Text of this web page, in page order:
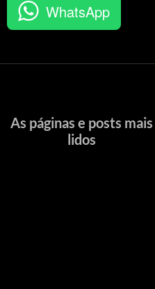
WhatsApp
As páginas e posts mais
lidos